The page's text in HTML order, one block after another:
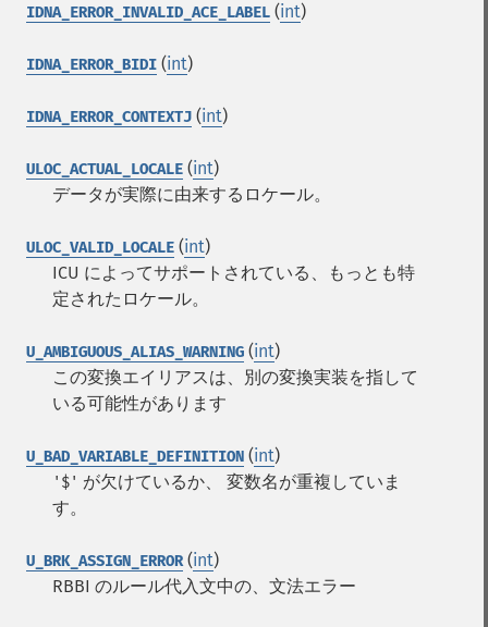
IDNA_ERROR_INVALID_ACE_LABEL (int)
IDNA_ERROR_BIDI (int)
IDNA_ERROR_CONTEXTJ (int)
ULOC_ACTUAL_LOCALE (int)
データが実際に由来するロケール。
ULOC_VALID_LOCALE (int)
ICU によってサポートされている、もっとも特
定されたロケール。
U_AMBIGUOUS_ALIAS_WARNING (int)
この変換エイリアスは、別の変換実装を指して
いる可能性があります
U_BAD_VARIABLE_DEFINITION (int)
'$' が欠けているか、 変数名が重複していま
す。
U_BRK_ASSIGN_ERROR(int)
RBBI のルール代入文中の、文法エラー